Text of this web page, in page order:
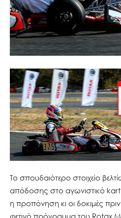
Το σπουδαιότερο στοιχείο
απόδοσης στο αγωνιστικό
η προπόνηση κι οι δοκιμές